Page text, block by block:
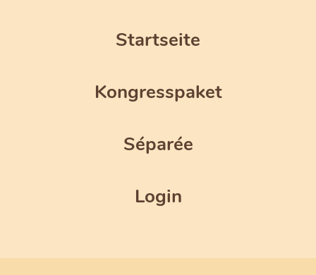
Startseite
Kongresspaket
Séparée
Login